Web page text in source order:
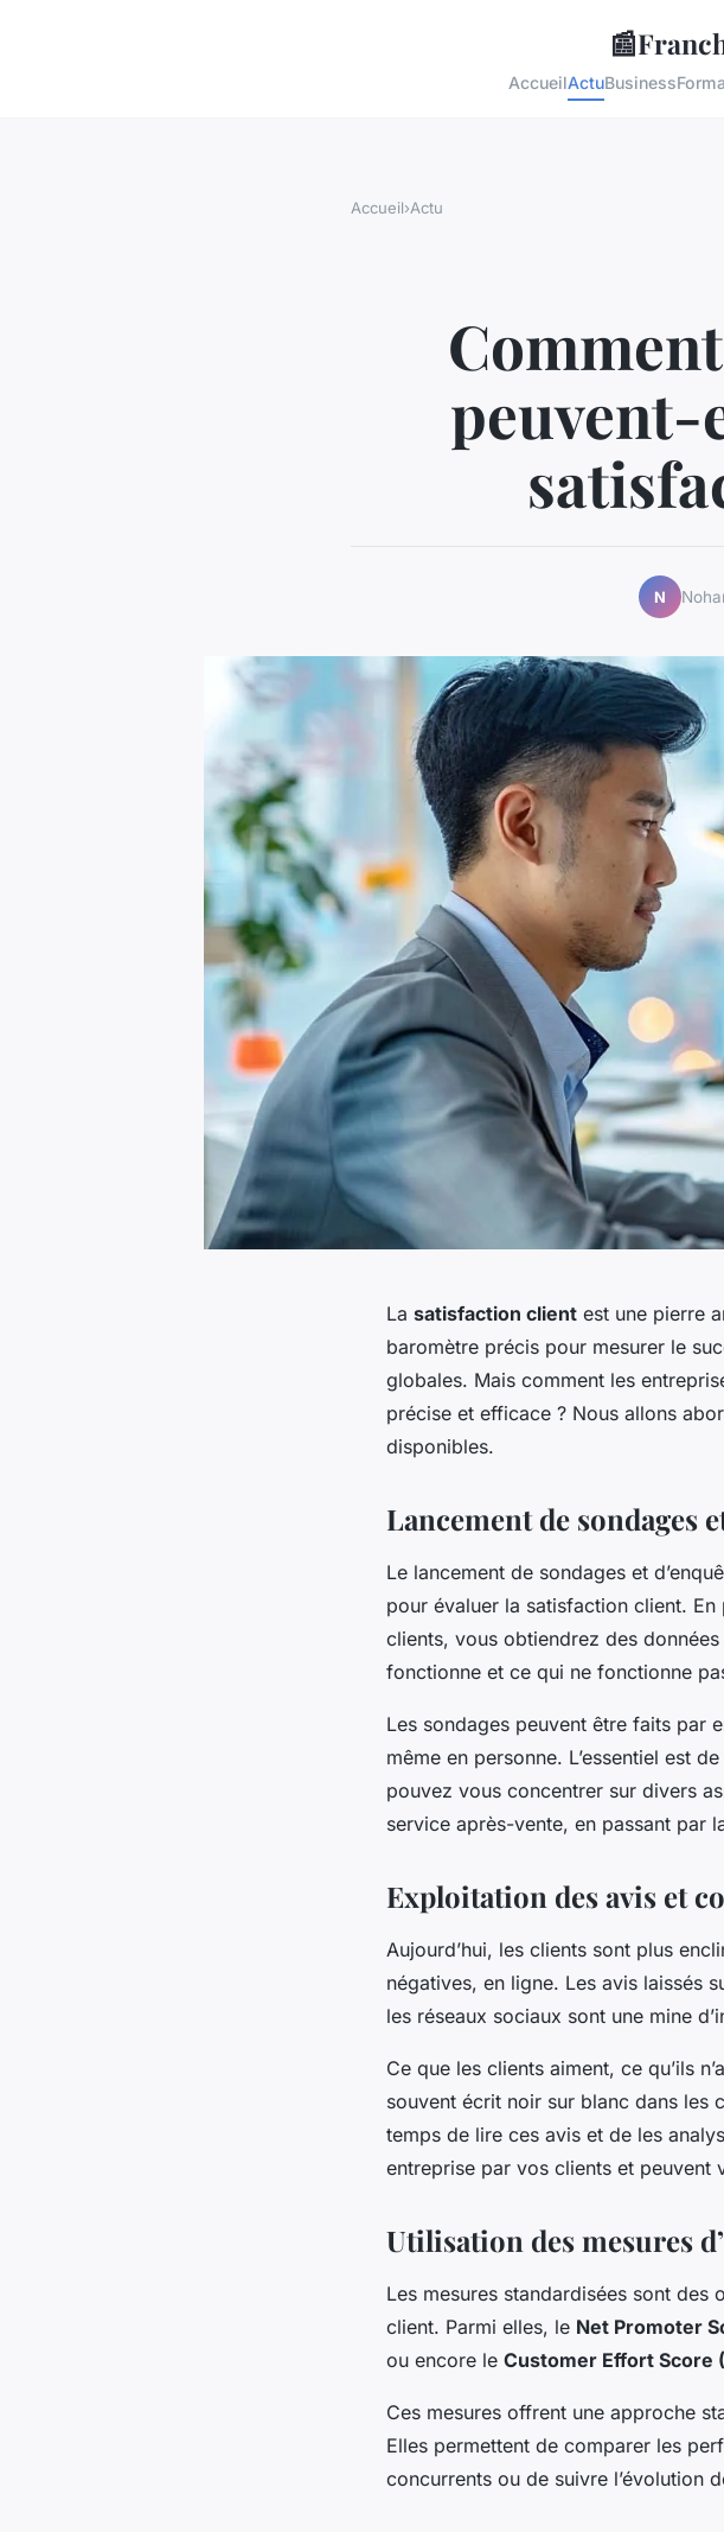
📰
AccueilActuBusiness
Accueil›Actu
peuvent-
N
La satisfaction client est une pierre
baromètre précis pour mesurer le
globales. Mais comment les
précise et efficace ? Nous allons
disponibles.
Lancement de sondages
Le lancement de sondages et
pour évaluer la satisfaction client.
clients, vous obtiendrez des
fonctionne et ce qui ne fonctionne
Les sondages peuvent être faits par
même en personne. L’essentiel est
pouvez vous concentrer sur divers
service après-vente, en passant par
Exploitation des avis et
Aujourd’hui, les clients sont plus
négatives, en ligne. Les avis laissés
les réseaux sociaux sont une mine
Ce que les clients aiment, ce qu’ils
souvent écrit noir sur blanc dans les
temps de lire ces avis et de les
entreprise par vos clients et peuvent
Utilisation des mesures
Les mesures standardisées sont
client. Parmi elles, le Net Promoter
ou encore le Customer Effort Score
Ces mesures offrent une approche
Elles permettent de comparer les
concurrents ou de suivre l’évolution